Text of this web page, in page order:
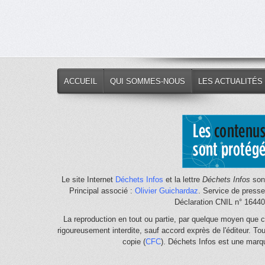
ACCUEIL QUI SOMMES-NOUS LES ACTUALITÉS
Le site Internet Déchets Infos et la lettre Déchets Infos
Principal associé : Olivier Guichardaz . Service de
Déclaration CNIL n°
La reproduction en tout ou partie, par quelque moyen
rigoureusement interdite, sauf accord exprès de l'éditeur.
copie (CFC). Déchets Infos est une